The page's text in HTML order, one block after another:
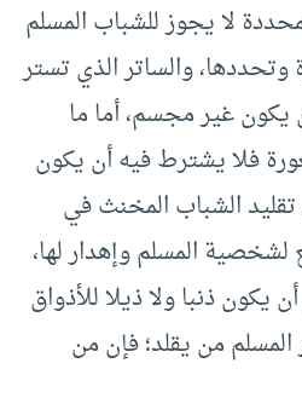
لا يجوز للشباب المسلم
وتحددها، والساتر الذي تستر
يكون غير مجسم، أما ما
فلا يشترط فيه أن يكون
الشباب المخنث في
المسلم وإهدار لها،
يكون ذنبا ولا ذيلا للأذواق
المسلم من يقلد؛ فإن من